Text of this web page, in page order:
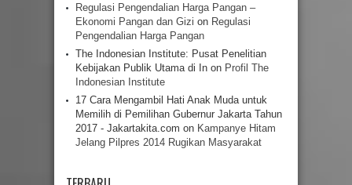
Regulasi Pengendalian Harga Pangan –
Ekonomi Pangan dan Gizi on Regulasi
Pengendalian Harga Pangan
The Indonesian Institute: Pusat Penelitian
Kebijakan Publik Utama di In on Profil The
Indonesian Institute
17 Cara Mengambil Hati Anak Muda untuk
Memilih di Pemilihan Gubernur Jakarta Tahun
2017 - Jakartakita.com on Kampanye Hitam
Jelang Pilpres 2014 Rugikan Masyarakat